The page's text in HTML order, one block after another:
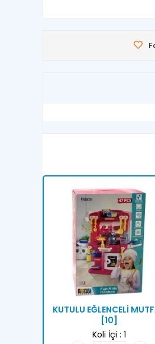
KUTULU EĞLENCELİ
[10]
Koli İçi : 1